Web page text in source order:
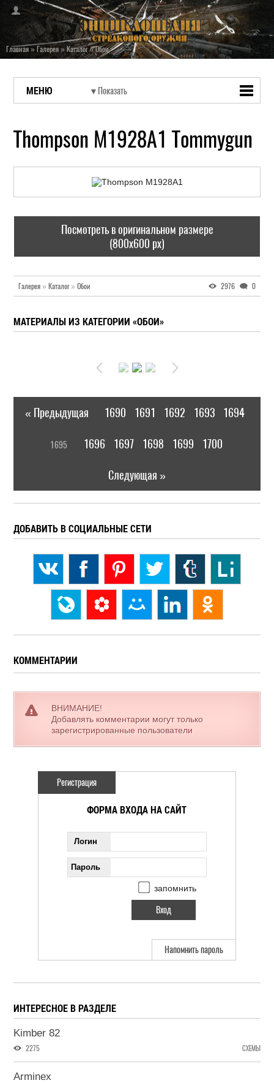
Главная»Галерея»Каталог»Обои
МЕНЮ
Thompson M1928A1 Tommygun
Посмотреть в оригинальном размере
(800x600 px)
Галерея » Каталог» Обои 2976 0
МАТЕРИАЛЫ ИЗ КАТЕГОРИИ «ОБОИ»
« Предыдущая 1690 1691 1692 1693 1694
1695 1696 1697 1698 1699 1700
Следующая »
ДОБАВИТЬ В СОЦИАЛЬНЫЕ СЕТИ
КОММЕНТАРИИ
ВНИМАНИЕ!
Добавлять комментарии могут только
зарегистрированные пользователи
Регистрация
ФОРМА ВХОДА НА САЙТ
Логин
Пароль
запомнить
Напомнить пароль
ИНТЕРЕСНОЕ В РАЗДЕЛЕ
Kimber 82
2275 СХЕМЫ
Arminex